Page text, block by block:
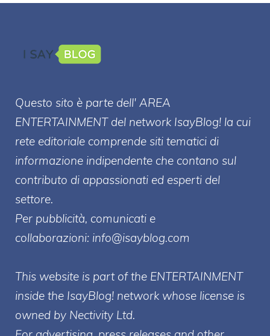
Questo sito è parte dell' AREA
ENTERTAINMENT del network IsayBlog! la cui
rete editoriale comprende siti tematici di
informazione indipendente che contano sul
contributo di appassionati ed esperti del
settore.
Per pubblicità, comunicati e
collaborazioni: info@isayblog.com
This website is part of the ENTERTAINMENT
inside the IsayBlog! network whose license is
owned by Nectivity Ltd.